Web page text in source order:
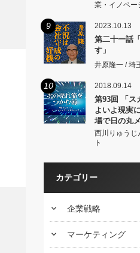
業・イノベー
9 2023.10.13
第二十一話
す」
井原隆一 / 埼
10 2018.09.14
第93回 「ス
よいよ現実
場で日の丸
西川りゅうじ
ト
カテゴリー
keyboard_arrow_down 企業戦略
keyboard_arrow_down マーケティング